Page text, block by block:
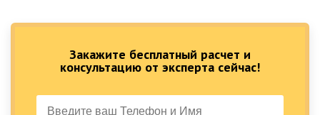
Закажите бесплатный расчет и
консультацию от эксперта сейчас!